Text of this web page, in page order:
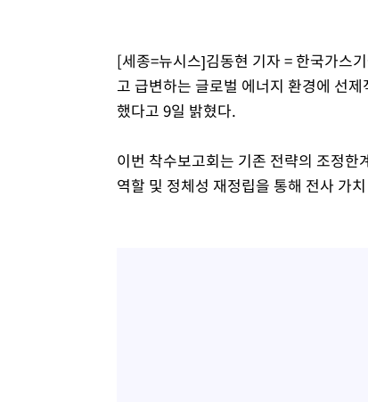
[속보]규제합리화위원회 부위원장에 김태유 서울대
[세종=뉴시스]김동현 기자 = 한국가스
고 급변하는 글로벌 에너지 환경에 선
했다고 9일 밝혔다.
이번 착수보고회는 기존 전략의 조정
역할 및 정체성 재정립을 통해 전사 가